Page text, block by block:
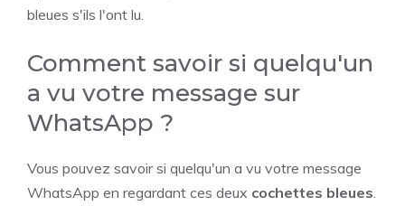
bleues s'ils l'ont lu.
Comment savoir si quelqu'un
a vu votre message sur
WhatsApp ?
Vous pouvez savoir si quelqu'un a vu votre message
WhatsApp en regardant ces deux cochettes bleues